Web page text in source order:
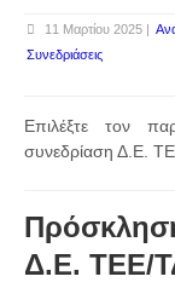
11 Μαρτίου 2025 |
Συνεδριάσεις
Επιλέξτε τον
συνεδρίαση Δ.Ε.
Δ.Ε. ΤΕΕ/